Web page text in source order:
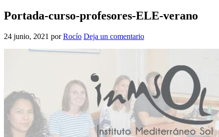
Portada-curso-profesores-ELE-verano
24 junio, 2021 porRocío Deja un comentario